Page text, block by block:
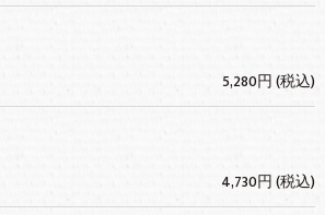
5,280円 (税込)
4,730円 (税込)